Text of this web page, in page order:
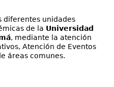
diferentes unidades
de la Universidad
, mediante la atención
Atención de Eventos
áreas comunes.